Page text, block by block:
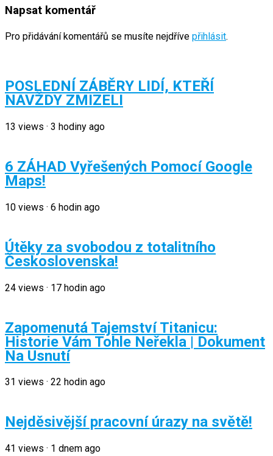
Napsat komentář
Pro přidávání komentářů se musíte nejdříve přihlásit.
POSLEDNÍ ZÁBĚRY LIDÍ, KTEŘÍ
NAVŽDY ZMIZELI
13 views · 3 hodiny ago
6 ZÁHAD Vyřešených Pomocí Google
Maps!
10 views · 6 hodin ago
Útěky za svobodou z totalitního
Československa!
24 views · 17 hodin ago
Zapomenutá Tajemství Titanicu:
Historie Vám Tohle Neřekla | Dokument
Na Usnutí
31 views · 22 hodin ago
Nejděsivější pracovní úrazy na světě!
41 views · 1 dnem ago